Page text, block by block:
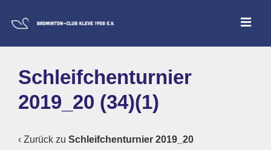
Zum
Navigation
Schleifchenturnier
2019_20 (34)(1)
‹ Zurück zu Schleifchenturnier 2019_20